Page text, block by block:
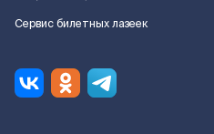
Сервис билетных лазеек